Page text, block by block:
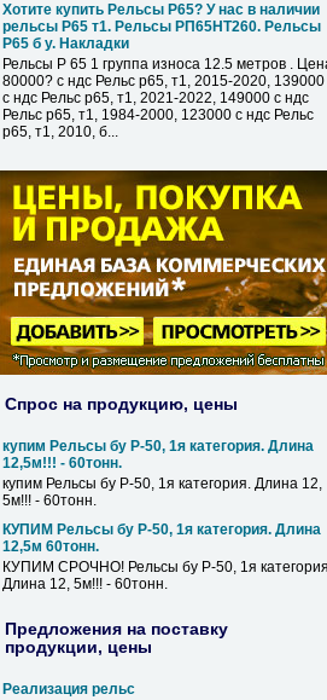
Хотите купить Рельсы Р65? У нас в наличии
рельсы Р65 т1. Рельсы РП65НТ260. Рельсы
Р65 б у. Накладки
Рельсы Р 65 1 группа износа 12.5 метров .
80000? с ндс Рельс р65, т1, 2015-2020, 139000
с ндс Рельс р65, т1, 2021-2022, 149000 с ндс
Рельс р65, т1, 1984-2000, 123000 с ндс Рельс
р65, т1, 2010, б...
Спрос на продукцию, цены
купим Рельсы бу Р-50, 1я категория. Длина
12,5м!!! - 60тонн.
купим Рельсы бу Р-50, 1я категория. Длина 12,
5м!!! - 60тонн.
КУПИМ Рельсы бу Р-50, 1я категория. Длина
12,5м 60тонн.
КУПИМ СРОЧНО! Рельсы бу Р-50, 1я
Длина 12, 5м!!! - 60тонн.
Предложения на поставку
продукции, цены
Реализация рельс